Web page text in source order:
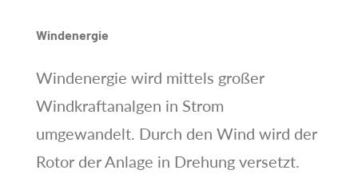
Windenergie
Windenergie wird mittels großer
Windkraftanalgen in Strom
umgewandelt. Durch den Wind wird der
Rotor der Anlage in Drehung versetzt.